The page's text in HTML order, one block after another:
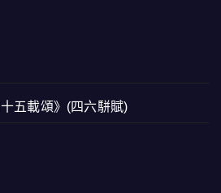
五載頌》(四六駢賦)